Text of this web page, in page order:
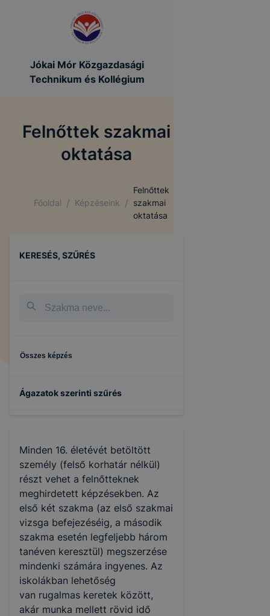
Jókai Mór Közgazdasági
Technikum és Kollégium
Felnőttek szakmai
oktatása
Főoldal / Képzéseink /
Felnőttek
szakmai
oktatása
KERESÉS, SZŰRÉS
Összes képzés
Ágazatok szerinti szűrés
Minden 16. életévét betöltött
személy (felső korhatár nélkül)
részt vehet a felnőtteknek
meghirdetett képzésekben. Az
első két szakma (az első szakmai
vizsga befejezéséig, a második
szakma esetén legfeljebb három
tanéven keresztül) megszerzése
mindenki számára ingyenes. Az
iskolákban lehetőség
van rugalmas keretek között,
akár munka mellett rövid idő